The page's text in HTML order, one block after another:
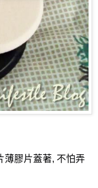
薄膠片蓋著, 不怕弄